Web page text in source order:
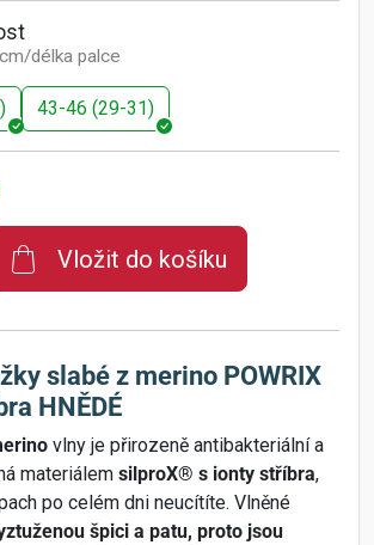
délka palce
43-46 (29-31)
Vložit do košíku
slabé z merino POWRIX
HNĚDÉ
vlny je přirozeně antibakteriální a
materiálem silproX® s ionty stříbra,
po celém dni neucítíte. Vlněné
špici a patu, proto jsou